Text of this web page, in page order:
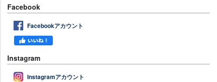
Facebook
Facebookアカウント
Instagram
Instagramアカウント